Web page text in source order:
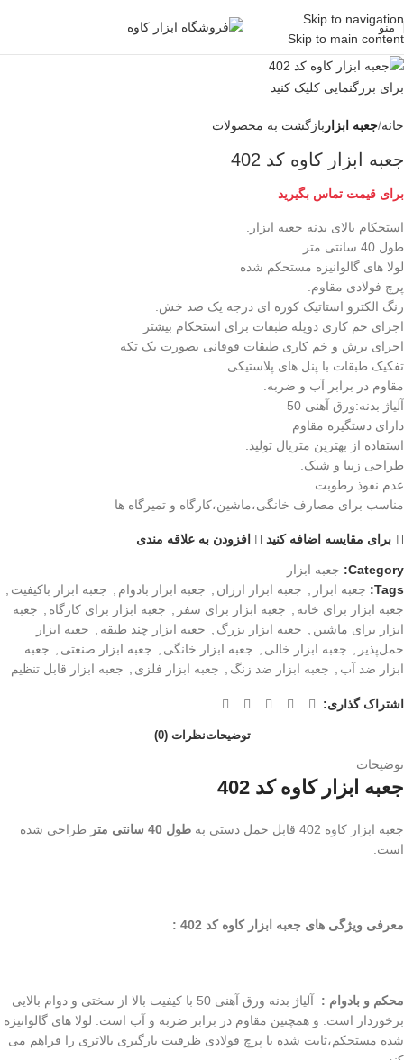
Skip to navigation
Skip to main content
منو
برای بزرگنمایی کلیک کنید
خانه جعبه ابزار بازگشت به محصولات
جعبه ابزار کاوه کد 402
برای قیمت تماس بگیرید
استحکام بالای بدنه جعبه ابزار.
طول 40 سانتی متر
لولا های گالوانیزه مستحکم شده
پرچ فولادی مقاوم.
رنگ الکترو استاتیک کوره ای درجه یک ضد خش.
اجرای خم کاری دوپله طبقات برای استحکام بیشتر
اجرای برش و خم کاری طبقات فوقانی بصورت یک تکه
تفکیک طبقات با پنل های پلاستیکی
مقاوم در برابر آب و ضربه.
آلیاژ بدنه:ورق آهنی 50
دارای دستگیره مقاوم
استفاده از بهترین متریال تولید.
طراحی زیبا و شیک.
عدم نفوذ رطوبت
مناسب برای مصارف خانگی،ماشین،کارگاه و تمیرگاه ها
برای مقایسه اضافه کنید افزودن به علاقه مندی
Category:
جعبه ابزار
Tags:
جعبه ابزار جعبه ابزار ارزان جعبه ابزار بادوام جعبه ابزار باکیفیت
جعبه ابزار برای خانه
جعبه ابزار برای سفر جعبه ابزار برای کارگاه
جعبه
ابزار برای ماشین
جعبه ابزار بزرگ جعبه ابزار چند طبقه
جعبه ابزار
حمل‌پذیر
جعبه ابزار خالی جعبه ابزار خانگی جعبه ابزار صنعتی
جعبه
ابزار ضد آب
جعبه ابزار ضد زنگ جعبه ابزار فلزی جعبه ابزار قابل تنظیم
اشتراک گذاری:
توضیحاتنظرات (0)
توضیحات
جعبه ابزار کاوه کد 402
جعبه ابزار کاوه 402 قابل حمل دستی به طول 40 سانتی متر
طراحی شده
است.
معرفی ویژگی های جعبه ابزار کاوه کد 402 :
محکم و بادوام :
آلیاژ بدنه ورق آهنی 50 با کیفیت بالا از سختی و دوام بالایی
برخوردار است. و همچنین مقاوم در برابر ضربه و آب است. لولا های گالوانیزه
شده مستحکم،ثابت شده با پرچ فولادی ظرفیت بارگیری بالاتری را فراهم می